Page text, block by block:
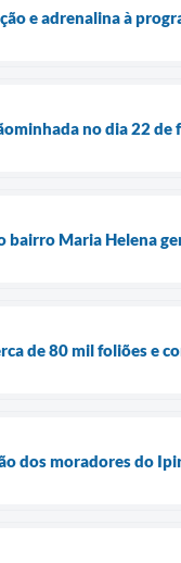
e adrenalina à
no dia 22
bairro Maria Helena
de 80 mil foliões e
dos moradores do